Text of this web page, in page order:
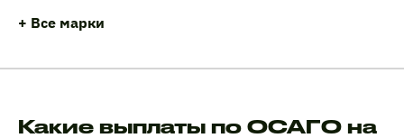
+ Все марки
Какие выплаты по ОСАГО на